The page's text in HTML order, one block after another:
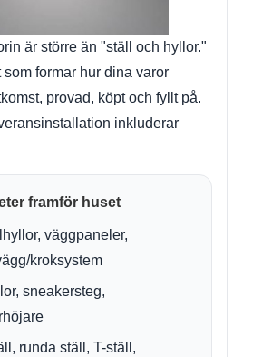
är större än "ställ och hyllor."
som formar hur dina varor
provad, köpt och fyllt på.
inkluderar
framför huset
väggpaneler,
kroksystem
sneakersteg,
runda ställ, T-ställ,